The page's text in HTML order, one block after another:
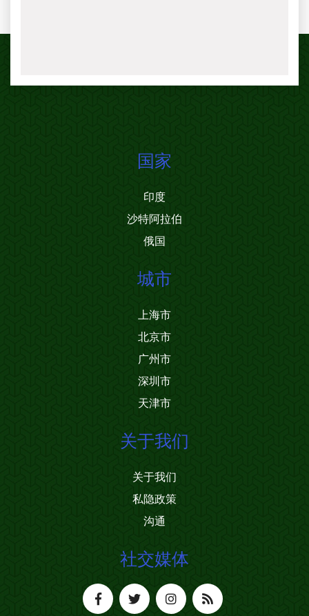
国家
印度
沙特阿拉伯
俄国
城市
上海市
北京市
广州市
深圳市
天津市
关于我们
关于我们
私隐政策
沟通
社交媒体